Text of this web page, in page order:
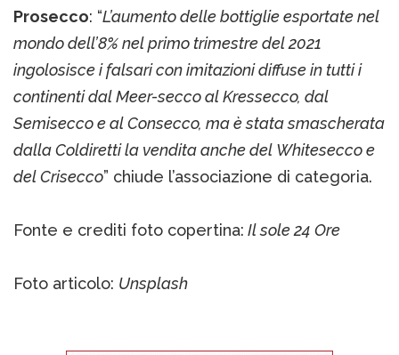
Prosecco: “L’aumento delle bottiglie esportate nel
mondo dell’8% nel primo trimestre del 2021
ingolosisce i falsari con imitazioni diffuse in tutti i
continenti dal Meer-secco al Kressecco, dal
Semisecco e al Consecco, ma è stata smascherata
dalla Coldiretti la vendita anche del Whitesecco e
del Crisecco” chiude l’associazione di categoria.
Fonte e crediti foto copertina: Il sole 24 Ore
Foto articolo: Unsplash